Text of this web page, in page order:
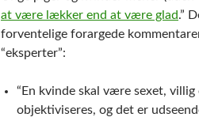
at være lækker end at være glad.”
forventelige forargede
“eksperter”:
“En kvinde skal være sexet,
objektiviseres, og det er